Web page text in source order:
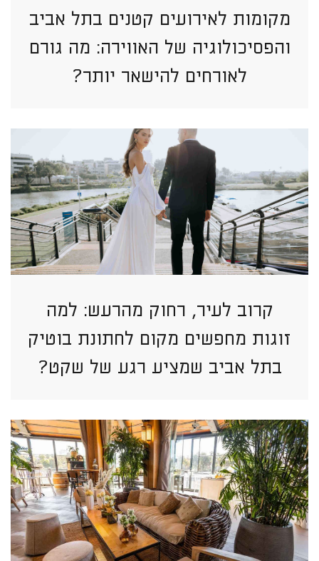
מקומות לאירועים קטנים בתל אביב
והפסיכולוגיה של האווירה: מה גורם
לאורחים להישאר יותר?
קרוב לעיר, רחוק מהרעש: למה
זוגות מחפשים מקום לחתונת בוטיק
בתל אביב שמציע רגע של שקט?